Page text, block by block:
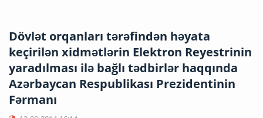
Dövlət orqanları tərəfindən həyata
keçirilən xidmətlərin Elektron Reyestrinin
yaradılması ilə bağlı tədbirlər haqqında
Azərbaycan Respublikası Prezidentinin
Fərmanı